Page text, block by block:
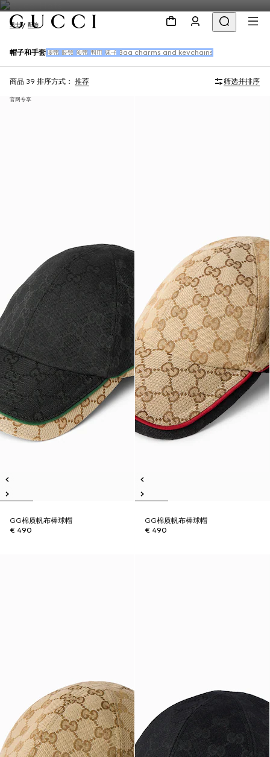
男士 配饰
帽子和手套 腰带 眼镜 领带 围巾 袜子 Bag charms and keychains
商品 39 排序方式： 推荐 筛选并排序
官网专享
GG棉质帆布棒球帽
€ 490
GG棉质帆布棒球帽
€ 490